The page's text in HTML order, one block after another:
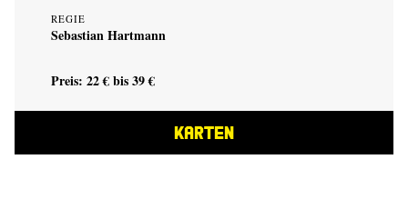
REGIE
Sebastian Hartmann
Preis: 22 € bis 39 €
KARTEN